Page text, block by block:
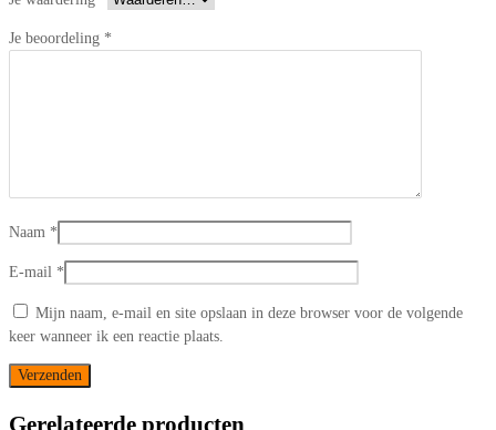
Je beoordeling *
Naam *
E-mail *
Mijn naam, e-mail en site opslaan in deze browser voor de volgende
keer wanneer ik een reactie plaats.
Gerelateerde producten